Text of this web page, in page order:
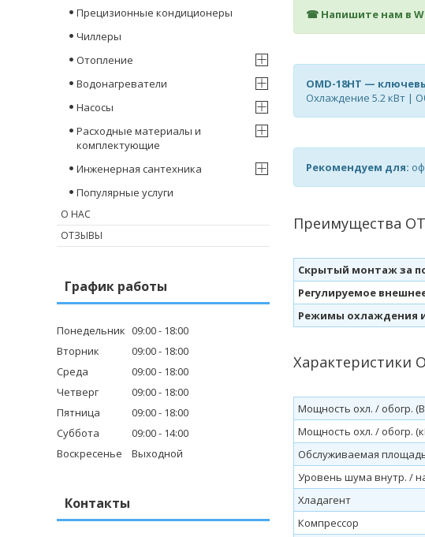
☎ Напишите нам в
OMD-18HT —
Охлаждение 5.2 кВт |
Рекомендуем для:
Преимущества
Скрытый монтаж за
Регулируемое
Режимы охлаждения
Характеристики
Мощность охл. / обогр.
Мощность охл. / обогр.
Обслуживаемая
Уровень шума внутр. /
Хладагент
Компрессор
Прецизионные кондиционеры
Чиллеры
Отопление
Водонагреватели
Насосы
Расходные материалы и
комплектующие
Инженерная сантехника
Популярные услуги
О НАС
ОТЗЫВЫ
График работы
Понедельник 09:00
18:00
Вторник
09:00
18:00
Среда
09:00
18:00
Четверг
09:00
18:00
Пятница
09:00
18:00
Суббота
09:00
14:00
Воскресенье
Выходной
Контакты